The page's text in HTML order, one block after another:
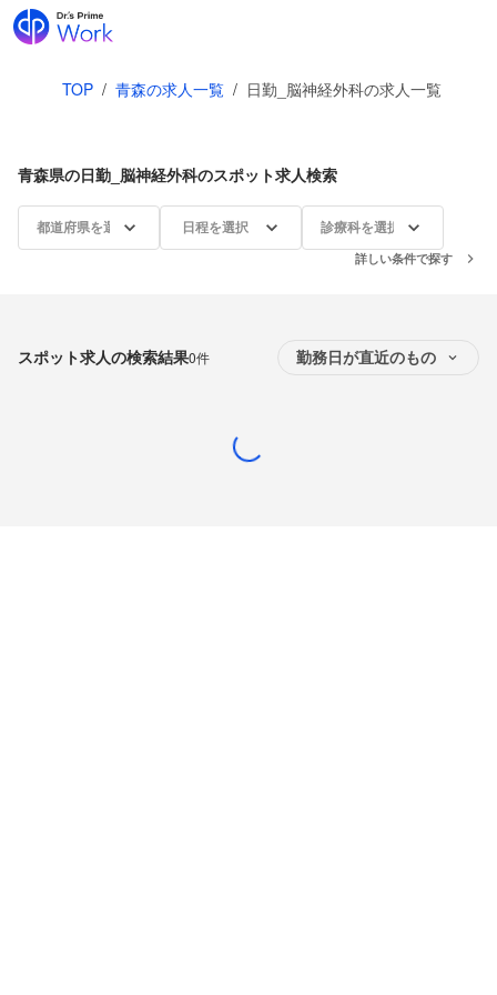
TOP / 青森の求人一覧 / 日勤_脳神経外科の求人一覧
青森県の日勤_脳神経外科のスポット求人検索
都道府県を選択 日程を選択 診療科を選択
詳しい条件で探す
スポット求人の検索結果0件 勤務日が直近のもの
Loading...